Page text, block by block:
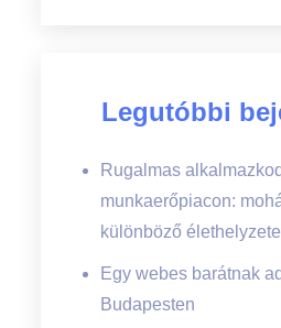
Legutóbbi
Rugalmas
munkaerőpiacon:
különböző
Egy webes barátnak
Budapesten